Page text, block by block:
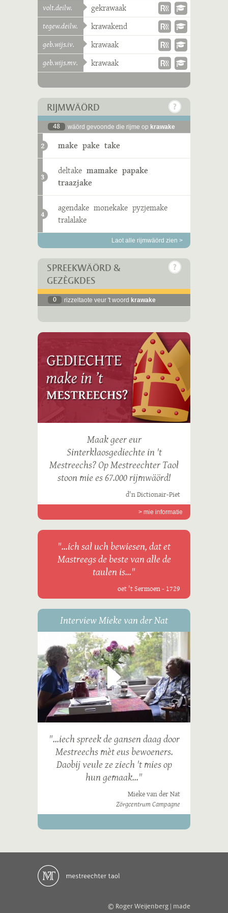
volt.deilw. gekrawaak
tegew.deilw. krawakend
geb.wijs.iv. krawaak
geb.wijs.mv. krawaak
RIJMWÄÖRD
48 wäörd gevoonde die rijme op krawake
2 make pake take
3
deltake mamake papake
traazjake
4
agendake monekake pyzjemake
tralalake
Laot alle rijmwäörd zien >
SPREEKWÄÖRD &
GEZÈGKDES
0 rizzeltaote veur 't woord krawake
Maak geer eur
Sinterklaosgediechte in 't
Mestreechs? Op Mestreechter Taol
stoon mie es 67.000 rijmwäörd!
d'n Dictionair-Piet
> mie informatie
"...ich sal uch bewiesen, dat et
Mastreegs de beste van alle de
taulen is..."
oet 't Sermoen - 1729
Interview Mieke van der Nat
"...iech spreek de gansen daag door
Mestreechs mèt eus bewoeners.
Daobij veule ze ziech 't mies op
hun gemaak..."
Mieke van der Nat
Zörgcentrum Campagne
© Roger Weijenberg | made